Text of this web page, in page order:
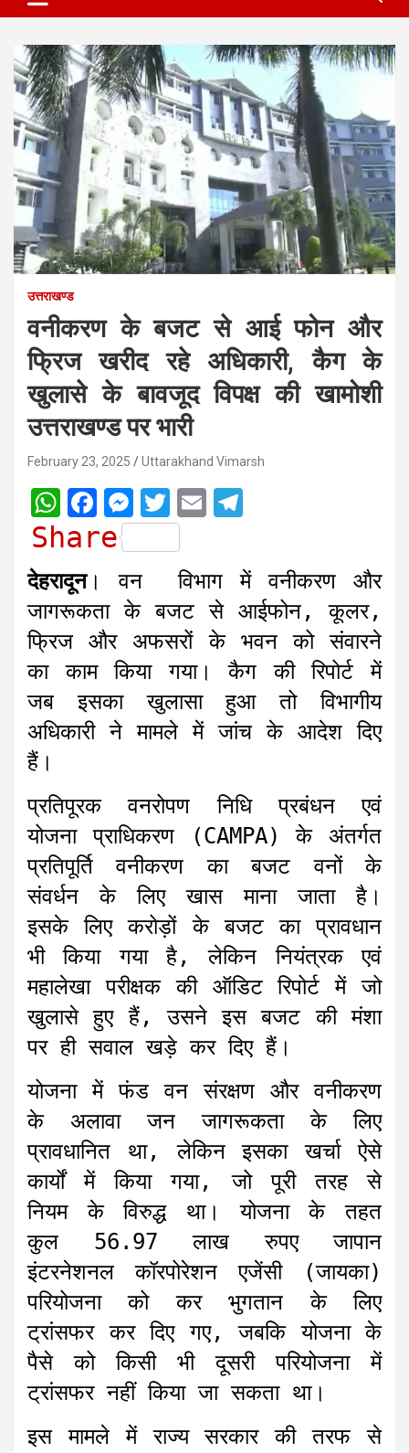
उत्तराखण्ड
वनीकरण के बजट से आई फोन और
फ्रिज खरीद रहे अधिकारी, कैग के
खुलासे के बावजूद विपक्ष की खामोशी
उत्तराखण्ड पर भारी
February 23, 2025 Uttarakhand Vimarsh
W
h
t
s
A
p
p
F
a
b
o
o
k
M
e
s
s
e
n
g
e
r
T
w
i
t
t
e
r
E
i
l
l
e
g
r
a
m
Share
देहरादून। वन विभाग में वनीकरण और
जागरूकता के बजट से आईफोन, कूलर,
फ्रिज और अफसरों के भवन को संवारने
का काम किया गया। कैग की रिपोर्ट में
जब इसका खुलासा हुआ तो विभागीय
अधिकारी ने मामले में जांच के आदेश दिए
हैं।
प्रतिपूरक वनरोपण निधि प्रबंधन एवं
योजना प्राधिकरण (CAMPA) के अंतर्गत
प्रतिपूर्ति वनीकरण का बजट वनों के
संवर्धन के लिए खास माना जाता है।
इसके लिए करोड़ों के बजट का प्रावधान
भी किया गया है, लेकिन नियंत्रक एवं
महालेखा परीक्षक की ऑडिट रिपोर्ट में जो
खुलासे हुए हैं, उसने इस बजट की मंशा
पर ही सवाल खड़े कर दिए हैं।
योजना में फंड वन संरक्षण और वनीकरण
के अलावा जन जागरूकता के लिए
प्रावधानित था, लेकिन इसका खर्चा ऐसे
कार्यों में किया गया, जो पूरी तरह से
नियम के विरुद्ध था। योजना के तहत
कुल 56.97 लाख रुपए जापान
इंटरनेशनल कॉरपोरेशन एजेंसी (जायका)
परियोजना को कर भुगतान के लिए
ट्रांसफर कर दिए गए, जबकि योजना के
पैसे को किसी भी दूसरी परियोजना में
ट्रांसफर नहीं किया जा सकता था।
इस मामले में राज्य सरकार की तरफ से